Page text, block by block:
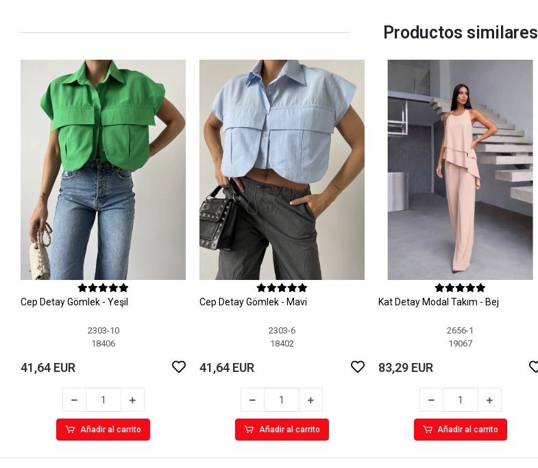
Productos similares
Cep Detay Gömlek - Yeşil
2303-10
18406
41,64 EUR
Añadir al carrito
Cep Detay Gömlek - Mavi
2303-6
18402
41,64 EUR
Añadir al carrito
Kat Detay Modal Takım - Bej
2656-1
19067
83,29 EUR
Añadir al carrito